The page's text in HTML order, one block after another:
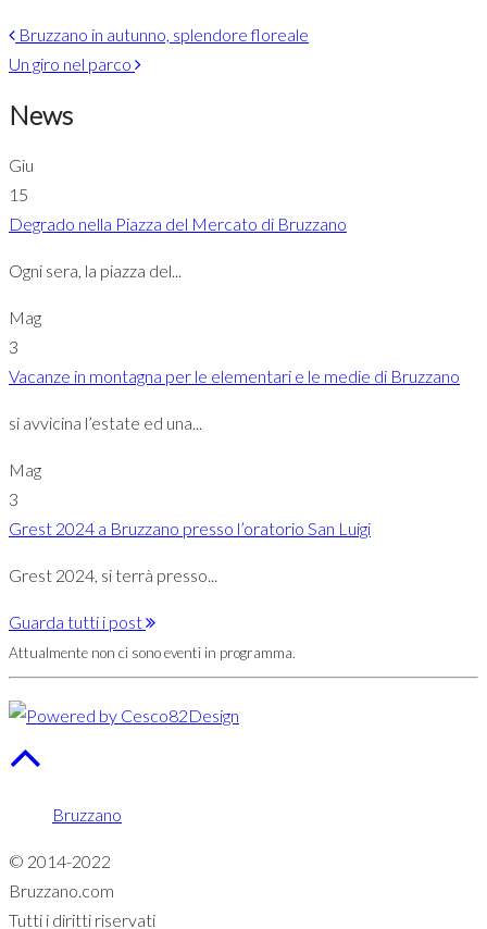
Bruzzano in autunno, splendore floreale
Un giro nel parco
News
Giu
15
Degrado nella Piazza del Mercato di Bruzzano
Ogni sera, la piazza del...
Mag
3
Vacanze in montagna per le elementari e le medie di Bruzzano
si avvicina l’estate ed una...
Mag
3
Grest 2024 a Bruzzano presso l’oratorio San Luigi
Grest 2024, si terrà presso...
Guarda tutti i post
Attualmente non ci sono eventi in programma.
Bruzzano
© 2014-2022
Bruzzano.com
Tutti i diritti riservati